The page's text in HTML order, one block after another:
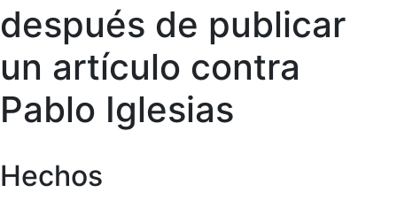
después de publicar
un artículo contra
Pablo Iglesias
Hechos